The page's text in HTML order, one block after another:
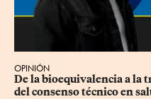
OPINIÓN
De la bioequivalencia a la
del consenso técnico en